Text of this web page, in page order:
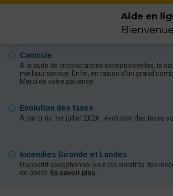
Aide en
Canicule
A la suite de circonstances exceptionnelles, la
meilleur service. Enfin, en raison d’un grand
Merci de votre patience.
Evolution des taxes
A partir du 1er juillet 2026 : évolution des taxes
Incendies Gironde et Landes
Dispositif exceptionnel pour les sinistrés des
de poste.
En savoir plus.